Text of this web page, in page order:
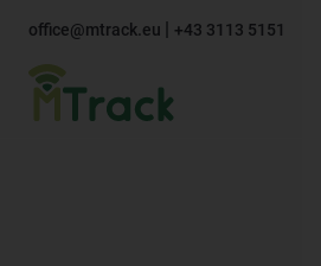
office@mtrack.eu | +43 3113 5151